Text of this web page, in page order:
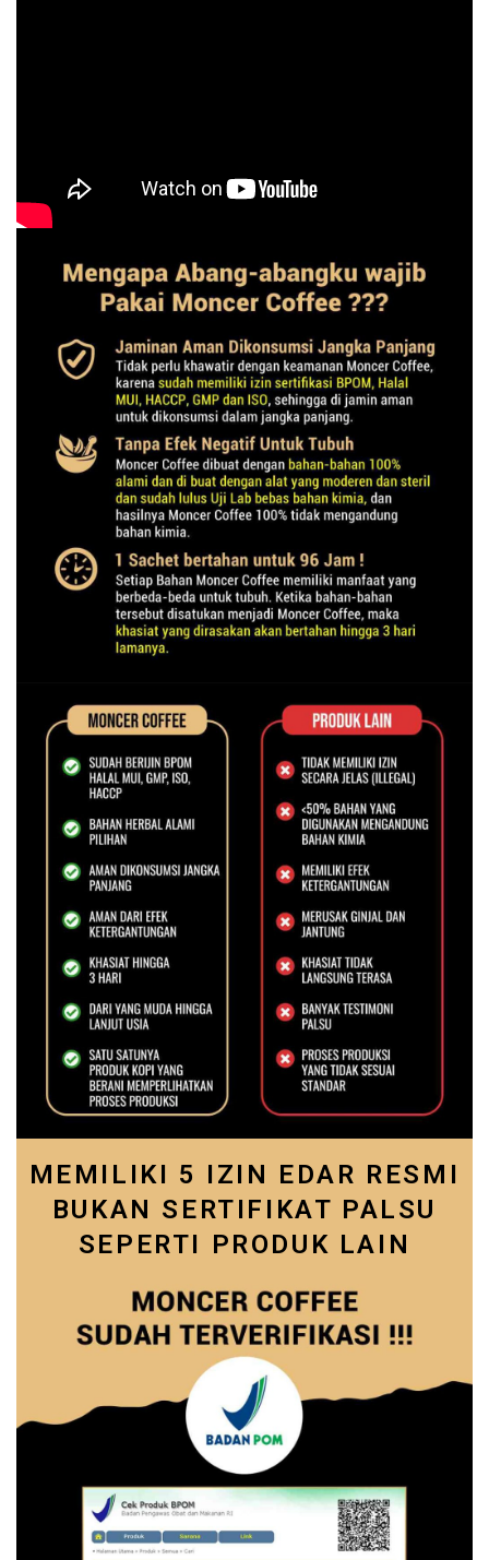
MEMILIKI 5 IZIN EDAR RESMI
BUKAN SERTIFIKAT PALSU
SEPERTI PRODUK LAIN